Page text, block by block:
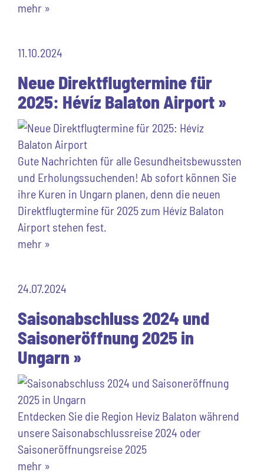
mehr »
11.10.2024
Neue Direktflugtermine für
2025: Hévíz Balaton Airport »
Gute Nachrichten für alle Gesundheitsbewussten
und Erholungssuchenden! Ab sofort können Sie
ihre Kuren in Ungarn planen, denn die neuen
Direktflugtermine für 2025 zum Hévíz Balaton
Airport stehen fest.
mehr »
24.07.2024
Saisonabschluss 2024 und
Saisoneröffnung 2025 in
Ungarn »
Entdecken Sie die Region Hevíz Balaton während
unsere Saisonabschlussreise 2024 oder
Saisoneröffnungsreise 2025
mehr »